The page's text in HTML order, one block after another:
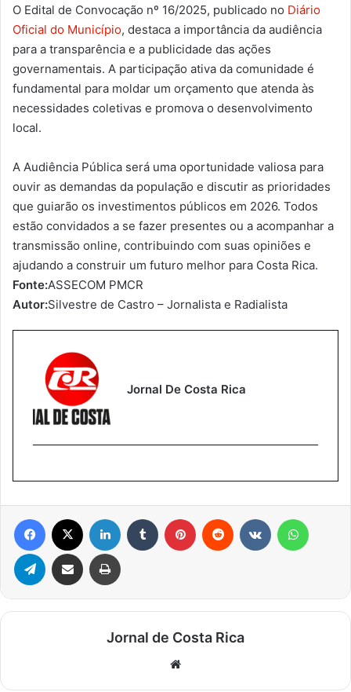
O Edital de Convocação nº 16/2025, publicado no Diário
Oficial do Município, destaca a importância da audiência
para a transparência e a publicidade das ações
governamentais. A participação ativa da comunidade é
fundamental para moldar um orçamento que atenda às
necessidades coletivas e promova o desenvolvimento
local.
A Audiência Pública será uma oportunidade valiosa para
ouvir as demandas da população e discutir as prioridades
que guiarão os investimentos públicos em 2026. Todos
estão convidados a se fazer presentes ou a acompanhar a
transmissão online, contribuindo com suas opiniões e
ajudando a construir um futuro melhor para Costa Rica.
Fonte:ASSECOM PMCR
Autor:Silvestre de Castro – Jornalista e Radialista
Jornal De Costa Rica
Facebook Linkedin Tumblr Pinterest Reddit
Telegram Compartilhar via e-mail Imprimir
Jornal de Costa Rica